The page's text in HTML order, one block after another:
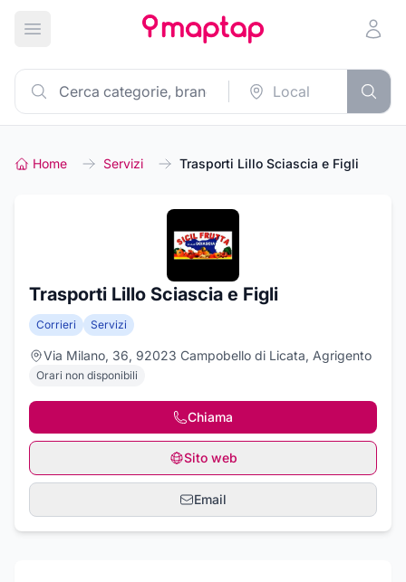
Apri menu principale
Home Servizi Trasporti Lillo Sciascia e Figli
Trasporti Lillo Sciascia e Figli
Corrieri Servizi
Via Milano, 36, 92023 Campobello di Licata, Agrigento
Orari non disponibili
Chiama
Sito web
Email